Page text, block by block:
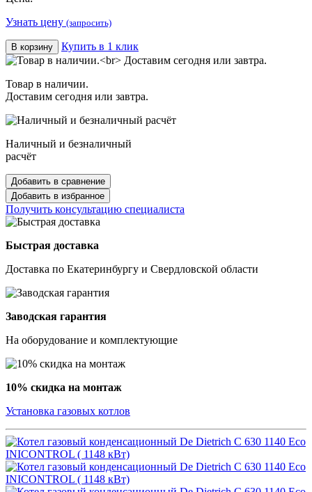
Узнать цену (запросить)
В корзину Купить в 1 клик
Товар в наличии.
Доставим сегодня или завтра.
Наличный и безналичный
расчёт
Добавить в сравнение
Добавить в избранное
Получить консультацию специалиста
Быстрая доставка
Доставка по Екатеринбургу и Свердловской области
Заводская гарантия
На оборудование и комплектующие
10% скидка на монтаж
Установка газовых котлов